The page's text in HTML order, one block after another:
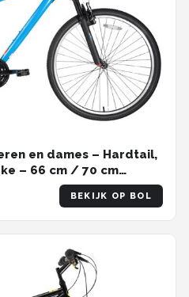
en dames – Hardtail,
– 66 cm / 70 cm
stalen frame
BEKIJK OP BOL